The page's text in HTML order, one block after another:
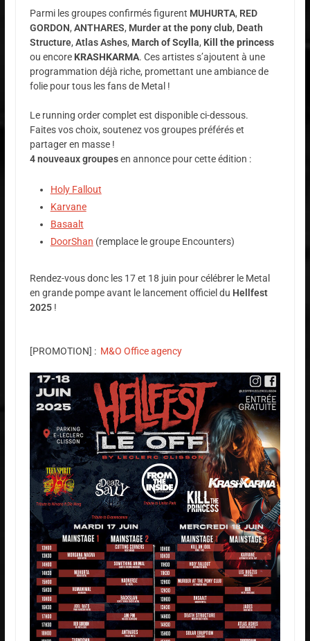
Parmi les groupes confirmés figurent MUHURTA, RED
GORDON, ANTHARES, Murder at the pony club, Death
Structure, Atlas Ashes, March of Scylla, Kill the princess
ou encore KRASHKARMA. Ces artistes s’ajoutent à une
programmation déjà riche, promettant une ambiance de
folie pour tous les fans de Metal !
Le running order complet est disponible ci-dessous.
Faites vos choix, soutenez vos groupes préférés et
partager en masse !
4 nouveaux groupesen annonce pour cette édition :
Holy Fallout
Karvane
Basaalt
DoorShan (remplace le groupe Encounters)
Rendez-vous donc les 17 et 18 juin pour célébrer le Metal
en grande pompe avant le lancement officiel du Hellfest
2025!
[PROMOTION] : M&O Office agency